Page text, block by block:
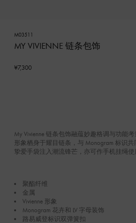
M03511
MY VIVIENNE 链条包饰
¥7,300
My Vivienne 链条包饰融蕴妙趣格调与功能
形象栖身于耀目链条，与 Monogram 标识
挚爱手袋注入潮流锋芒，亦可作手机挂绳使
聚酯纤维
金属
Vivienne 形象
Monogram 花卉和 LV 字母装饰
路易威登标识双弹簧扣